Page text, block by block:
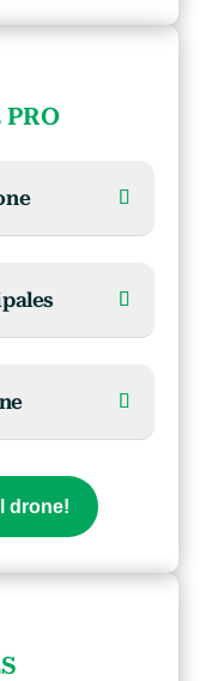
drone!